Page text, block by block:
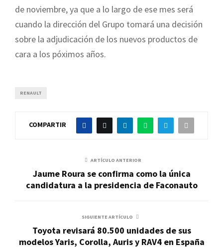
de noviembre, ya que a lo largo de ese mes será
cuando la dirección del Grupo tomará una decisión
sobre la adjudicación de los nuevos productos de
cara a los póximos años.
RENAULT
COMPARTIR
ARTÍCULO ANTERIOR
Jaume Roura se confirma como la única
candidatura a la presidencia de Faconauto
SIGUIENTE ARTÍCULO
Toyota revisará 80.500 unidades de sus
modelos Yaris, Corolla, Auris y RAV4 en España